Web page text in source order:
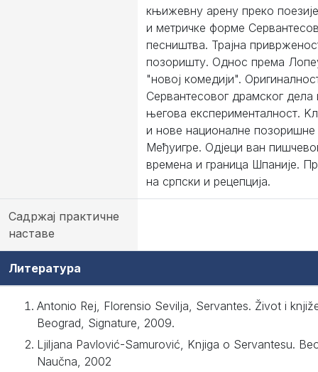
књижевну арену преко
и метричке форме
песништва. Трајна
позоришту. Однос према
"новој комедији".
Сервантесовог драмског дела
његова експерименталност.
и нове националне позоришне
Међуигре. Одјеци ван
времена и граница Шпаније.
на српски и рецепција.
Садржај практичне
наставе
Литература
Antonio Rej, Florensio Sevilja, Servantes. Život i
Beograd, Signature, 2009.
Ljiljana Pavlović-Samurović, Knjiga o Servantesu.
Naučna, 2002